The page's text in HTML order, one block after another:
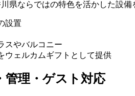
県ならではの特色を活かした設備
設置
スやバルコニー
ウェルカムギフトとして提供
管理・ゲスト対応